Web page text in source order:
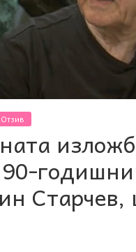
Отзив